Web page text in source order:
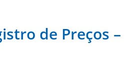
de Preços –